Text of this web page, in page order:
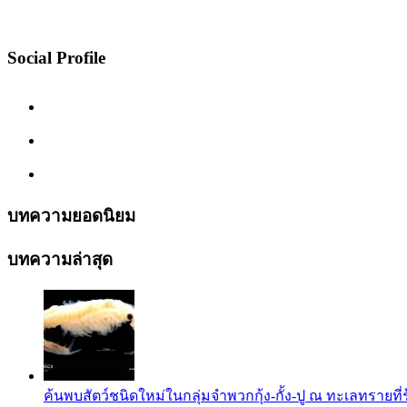
Social Profile
บทความยอดนิยม
บทความล่าสุด
ค้นพบสัตว์ชนิดใหม่ในกลุ่มจำพวกกุ้ง-กั้ง-ปู ณ ทะเลทราย